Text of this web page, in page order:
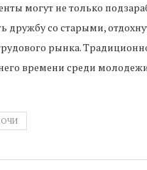
могут не только
дружбу со старыми,
рынка.
времени среди